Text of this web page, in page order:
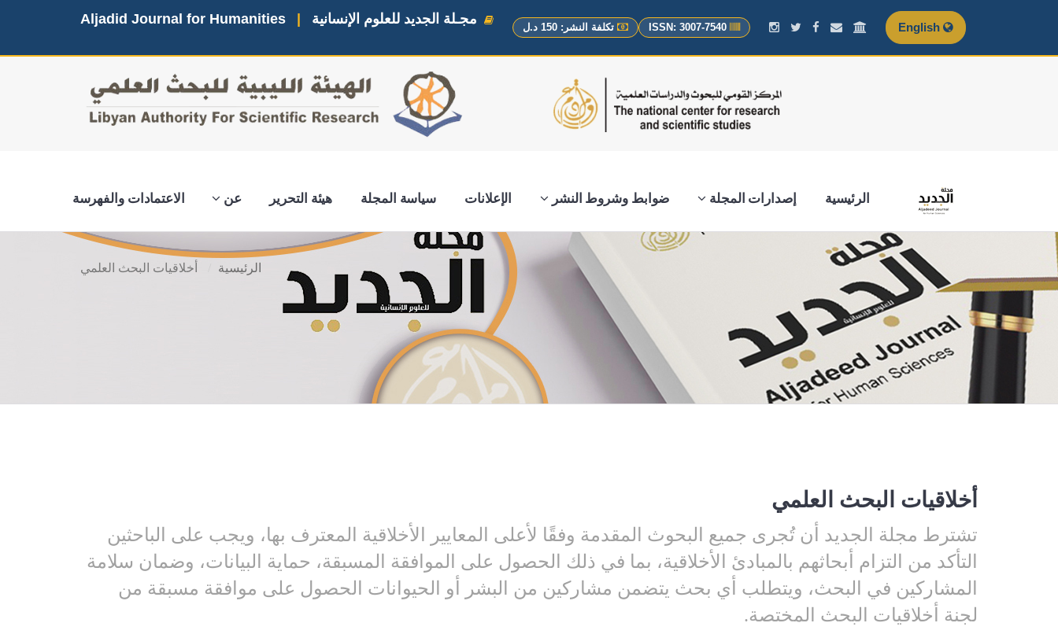
مجـلة الجديد للعلوم الإنسانية Aljadid Journal for Humanities
تكلفة النشر: 150 د.ل
الرئيسية إصدارات المجلة ضوابط وشروط النشر الإعلانات سياسة المجلة هيئة التحرير عن الاعتمادات والفهرسة
الرئيسية أخلاقيات البحث العلمي
أخلاقيات البحث العلمي
تشترط مجلة الجديد أن تُجرى جميع البحوث المقدمة وفقًا لأعلى المعايير الأخلاقية المعترف بها، ويجب على الباحثين
التأكد من التزام أبحاثهم بالمبادئ الأخلاقية، بما في ذلك الحصول على الموافقة المسبقة، حماية البيانات، وضمان سلامة
المشاركين في البحث، ويتطلب أي بحث يتضمن مشاركين من البشر أو الحيوانات الحصول على موافقة مسبقة من
لجنة أخلاقيات البحث المختصة.